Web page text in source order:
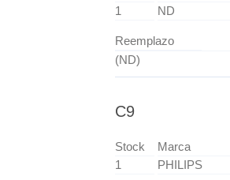
1
ND
Reemplazo
(ND)
C9
Stock Marca
1
PHILIPS